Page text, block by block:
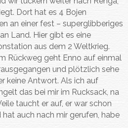
Dort hat es 4 Bojen
an einer fest – superglibberiges
Land. Hier gibt es eine
aus dem 2 Weltkrieg.
Rückweg geht Enno auf einmal
und plötzlich sehe
keine Antwort. Als ich auf
das bei mir im Rucksack, na
taucht er auf, er war schon
auch nach mir gerufen, habe